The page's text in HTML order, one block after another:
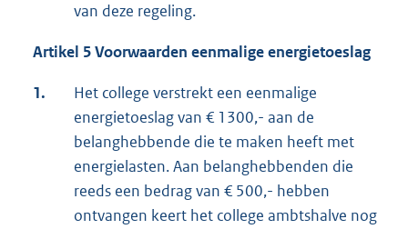
van deze regeling.
Artikel 5 Voorwaarden eenmalige energietoeslag
1.
Het college verstrekt een eenmalige
energietoeslag van € 1300,- aan de
belanghebbende die te maken heeft met
energielasten. Aan belanghebbenden die
reeds een bedrag van € 500,- hebben
ontvangen keert het college ambtshalve nog